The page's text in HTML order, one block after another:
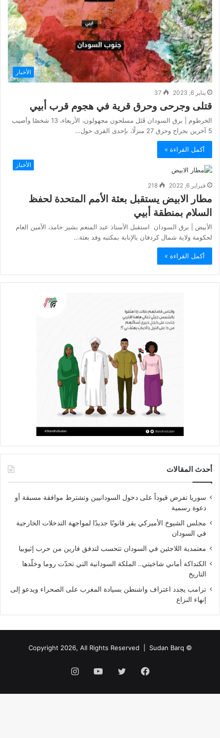
الأخبار
يناير 6, 2023 37
قتلى وجرحى وحرق قرية في هجوم قرب أبيي
الخرطوم | برق السودان قَتَل مسلحون مجهولون، الأربعاء، 13 شخصًا وأصيب
5 آخرين بجراح وحرق 27 منزلًا، بإحدى القرى حول…
أكمل القراءة »
الأخبار
فبراير 6, 2022 218
مطار الابيض يستقبل بعثة الأمم المتحدة لحفظ
السلام بمنطقة أبيي
الأبيض | برق السودان استقبل الأستاذ عبد المنعم بشير حامد، الأمين العام
لحكومة ولاية شمال كردفان بالإنابة بمكتبه وفد بعثة…
أكمل القراءة »
أحدث المقالات
سوريا تفرض قيوداً على دخول السودانيين وتشترط موافقة مسبقة أو
دعوة رسمية
مجلس الشيوخ الأميركي يقر قانونًا جديدًا لمواجهة التدخلات الخارجية
في السودان
معتمدية اللاجئين في السودان تتحسب لتدفق فارين من حرب إثيوبيا
الكنداكة أماني شاخيتي.. الملكة السودانية التي تحدّت روما وخلّدها
التاريخ
ترامب يجدد اعتراف واشنطن بسيادة المغرب على الصحراء ويدعو إلى
إنهاء النزاع
© Copyright 2026, All Rights Reserved |
Sudan Barq
فيسبوك تويتر يوتيوبانستقرام